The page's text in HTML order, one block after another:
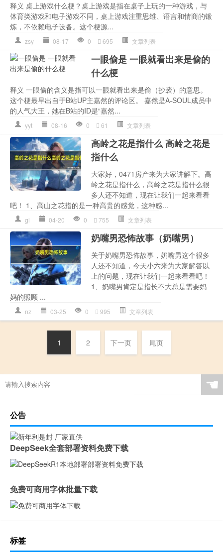
释义 桌上游戏什么梗？桌上游戏是指在桌子上玩的一种游戏，与
体育类游戏和电子游戏不同，桌上游戏注重思维、语言和情商的锻
炼，不依赖电子设备。这个梗源...
zsy 08-17 0 695 文章列表
一眼偷是 一眼就看出来是偷的
什么梗
释义 一眼偷的含义是指可以一眼就看出来是偷（抄袭）的意思。
这个梗最早出自于B站UP主嘉然的评论区。 嘉然是A-SOUL成员中
的人气大王，她在B站的ID是“嘉然...
yyt 08-16 0 61 文章列表
高岭之花是指什么 高岭之花是
指什么
大家好，0471房产来为大家讲解下。高
岭之花是指什么，高岭之花是指什么很
多人还不知道，现在让我们一起来看看
吧！ 1、高山之花指的是一种高贵的感觉，这种感...
gl 04-20 0 755 文章列表
奶嘴男恐怖故事（奶嘴男）
关于奶嘴男恐怖故事，奶嘴男这个很多
人还不知道，今天小六来为大家解答以
上的问题，现在让我们一起来看看吧！
1、奶嘴男肯定是指长不大总是需要妈
妈的照顾 ...
nz 03-25 0 995 文章列表
1 2 下一页 尾页
☚
公告
DeepSeek全套部署资料免费下载
免费可商用字体批量下载
标签